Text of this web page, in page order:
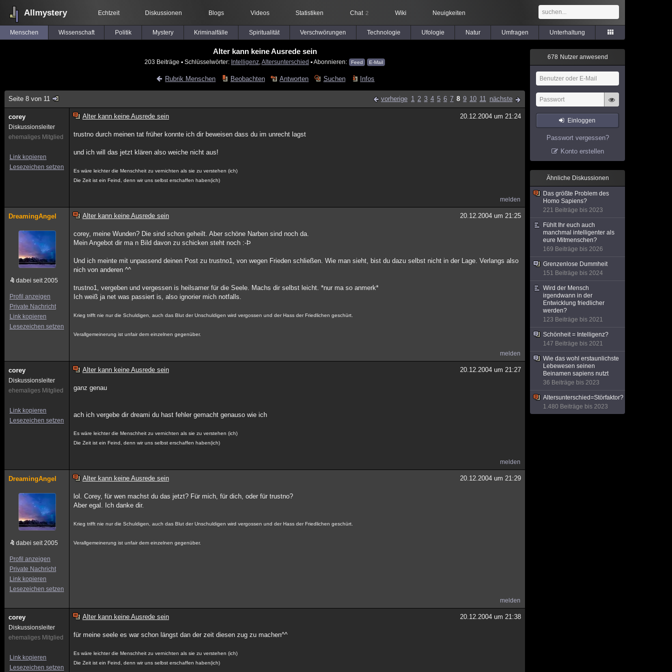
Allmystery Echtzeit Diskussionen Blogs Videos Statistiken Chat 2 Wiki Neuigkeiten
Menschen Wissenschaft Politik Mystery Kriminalfälle Spiritualität Verschwörungen Technologie Ufologie Natur Umfragen Unterhaltung
Alter kann keine Ausrede sein
203 Beiträge ▪ Schlüsselwörter: Intelligenz Altersunterschied ▪ Abonnieren: Feed E-Mail
Rubrik Menschen Beobachten Antworten Suchen Infos
Seite 8 von 11 vorherige 1 2 3 4 5 6 7 8 9 10 11 nächste
corey
Diskussionsleiter
ehemaliges Mitglied
Link kopieren
Lesezeichen setzen
Alter kann keine Ausrede sein 20.12.2004 um 21:24
trustno durch meinen tat früher konnte ich dir beweisen dass du im unrecht lagst
und ich will das jetzt klären also weiche nicht aus!
Es wäre leichter die Menschheit zu vernichten als sie zu verstehen (ich)
Die Zeit ist ein Feind, denn wir uns selbst erschaffen haben(ich)
melden
DreamingAngel
dabei seit 2005
Profil anzeigen
Private Nachricht
Link kopieren
Lesezeichen setzen
Alter kann keine Ausrede sein 20.12.2004 um 21:25
corey, meine Wunden? Die sind schon geheilt. Aber schöne Narben sind noch da.
Mein Angebot dir ma n Bild davon zu schicken steht noch :-Þ
Und ich meinte mit unpassend deinen Post zu trustno1, von wegen Frieden schließen. Wie man sieht, bist du dazu selbst nicht in der Lage. Verlangs also
nich von anderen ^^
trustno1, vergeben und vergessen is heilsamer für die Seele. Machs dir selbst leicht. *nur ma so anmerk*
Ich weiß ja net was passiert is, also ignorier mich notfalls.
Krieg trifft nie nur die Schuldigen, auch das Blut der Unschuldigen wird vergossen und der Hass der Friedlichen geschürt.
Verallgemeinerung ist unfair dem einzelnen gegenüber.
melden
corey
Diskussionsleiter
ehemaliges Mitglied
Link kopieren
Lesezeichen setzen
Alter kann keine Ausrede sein 20.12.2004 um 21:27
ganz genau
ach ich vergebe dir dreami du hast fehler gemacht genauso wie ich
Es wäre leichter die Menschheit zu vernichten als sie zu verstehen (ich)
Die Zeit ist ein Feind, denn wir uns selbst erschaffen haben(ich)
melden
DreamingAngel
dabei seit 2005
Profil anzeigen
Private Nachricht
Link kopieren
Lesezeichen setzen
Alter kann keine Ausrede sein 20.12.2004 um 21:29
lol. Corey, für wen machst du das jetzt? Für mich, für dich, oder für trustno?
Aber egal. Ich danke dir.
Krieg trifft nie nur die Schuldigen, auch das Blut der Unschuldigen wird vergossen und der Hass der Friedlichen geschürt.
Verallgemeinerung ist unfair dem einzelnen gegenüber.
melden
corey
Diskussionsleiter
ehemaliges Mitglied
Link kopieren
Lesezeichen setzen
Alter kann keine Ausrede sein 20.12.2004 um 21:38
für meine seele es war schon längst dan der zeit diesen zug zu machen^^
Es wäre leichter die Menschheit zu vernichten als sie zu verstehen (ich)
Die Zeit ist ein Feind, denn wir uns selbst erschaffen haben(ich)
678 Nutzer anwesend
Einloggen
Passwort vergessen?
Konto erstellen
Ähnliche Diskussionen
Das größte Problem des
Homo Sapiens?
221 Beiträge bis 2023
Fühlt Ihr euch auch
manchmal intelligenter als
eure Mitmenschen?
169 Beiträge bis 2026
Grenzenlose Dummheit
151 Beiträge bis 2024
Wird der Mensch
irgendwann in der
Entwicklung friedlicher
werden?
123 Beiträge bis 2021
Schönheit = Intelligenz?
147 Beiträge bis 2021
Wie das wohl erstaunlichste
Lebewesen seinen
Beinamen sapiens nutzt
36 Beiträge bis 2023
Altersunterschied=Störfaktor?
1.480 Beiträge bis 2023